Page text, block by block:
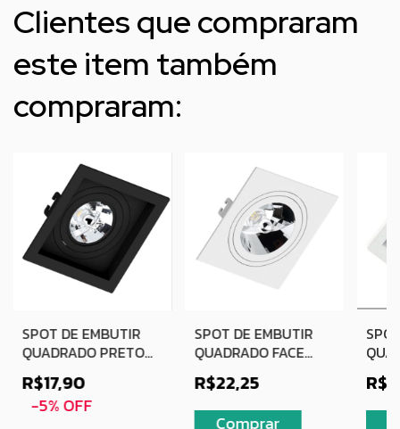
Clientes que compraram
este item também
compraram:
SPOT DE EMBUTIR
QUADRADO PRETO
RECUADO MR11
R$17,90
-5%OFF
SPOT DE EMBUTIR
QUADRADO FACE
PLANA MR16
BRANCO
R$22,25